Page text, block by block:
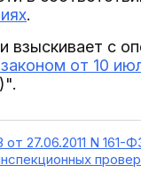
.
взыскивает с
от 10
27.06.2011 N 161-